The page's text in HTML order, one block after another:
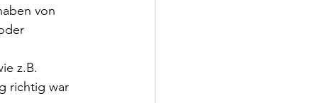
von
z.B.
richtig war